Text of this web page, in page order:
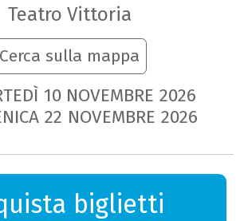
Teatro Vittoria
Cerca sulla mappa
10 NOVEMBRE 2026
22 NOVEMBRE 2026
biglietti